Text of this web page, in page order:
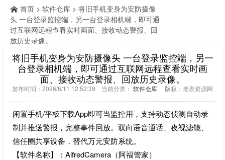
首页 > 软件仓库 > 将旧手机变身为安防摄像
头 一台登录监控端，另一台登录相机端，即可通
过互联网远程查看实时画面、接收动态警报、回
放历史录像。
将旧手机变身为安防摄像头 一台登录监控端，另一
台登录相机端，即可通过互联网远程查看实时画
面、接收动态警报、回放历史录像。
发布时间：2026/6/11 12:52:39 当前分类： 软件仓库 版权：老表资源网
闲置手机/平板下载App即可当监控用，支持动态侦测自动录
制并推送警报，完整事件回放。双向语音通话、夜视滤镜、
信任圈共享设备，替代万元安防系统。
【软件名称】：AlfredCamera（阿福管家）